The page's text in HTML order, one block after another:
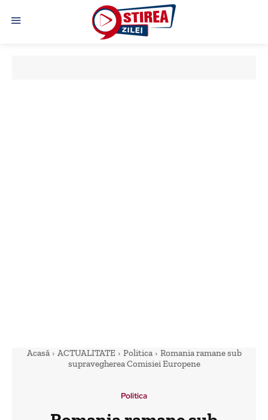
Acasă ACTUALITATE Politica
Romania ramane sub
supravegherea Comisiei Europene
Politica